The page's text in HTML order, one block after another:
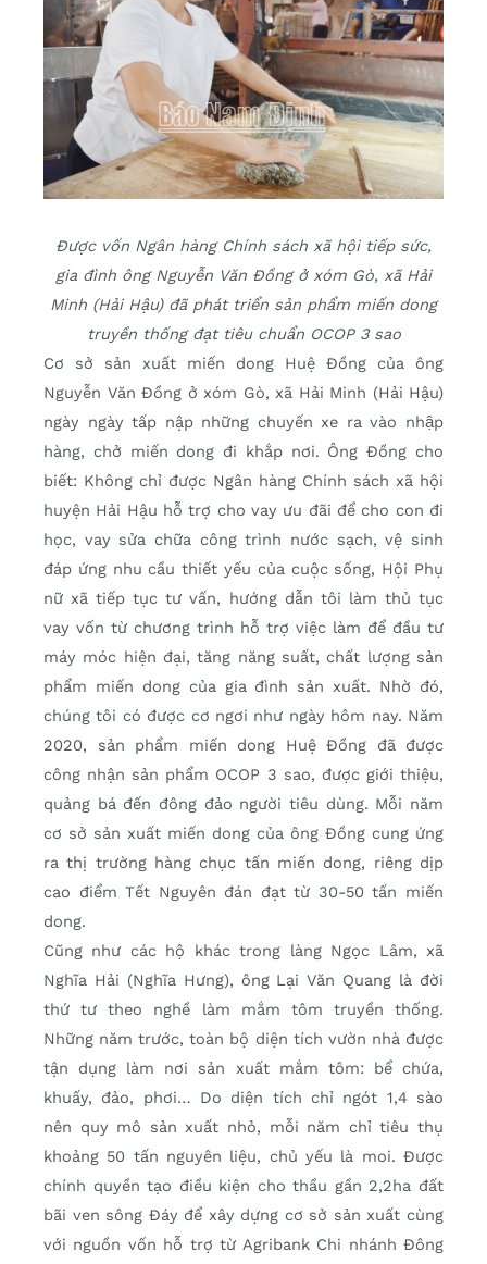
Được vốn Ngân hàng Chính sách xã hội tiếp sức,
gia đình ông Nguyễn Văn Đồng ở xóm Gò, xã Hải
Minh (Hải Hậu) đã phát triển sản phẩm miến dong
truyền thống đạt tiêu chuẩn OCOP 3 sao
Cơ sở sản xuất miến dong Huệ Đồng của ông
Nguyễn Văn Đồng ở xóm Gò, xã Hải Minh (Hải Hậu)
ngày ngày tấp nập những chuyến xe ra vào nhập
hàng, chở miến dong đi khắp nơi. Ông Đồng cho
biết: Không chỉ được Ngân hàng Chính sách xã hội
huyện Hải Hậu hỗ trợ cho vay ưu đãi để cho con đi
học, vay sửa chữa công trình nước sạch, vệ sinh
đáp ứng nhu cầu thiết yếu của cuộc sống, Hội Phụ
nữ xã tiếp tục tư vấn, hướng dẫn tôi làm thủ tục
vay vốn từ chương trình hỗ trợ việc làm để đầu tư
máy móc hiện đại, tăng năng suất, chất lượng sản
phẩm miến dong của gia đình sản xuất. Nhờ đó,
chúng tôi có được cơ ngơi như ngày hôm nay. Năm
2020, sản phẩm miến dong Huệ Đồng đã được
công nhận sản phẩm OCOP 3 sao, được giới thiệu,
quảng bá đến đông đảo người tiêu dùng. Mỗi năm
cơ sở sản xuất miến dong của ông Đồng cung ứng
ra thị trường hàng chục tấn miến dong, riêng dịp
cao điểm Tết Nguyên đán đạt từ 30-50 tấn miến
dong.
Cũng như các hộ khác trong làng Ngọc Lâm, xã
Nghĩa Hải (Nghĩa Hưng), ông Lại Văn Quang là đời
thứ tư theo nghề làm mắm tôm truyền thống.
Những năm trước, toàn bộ diện tích vườn nhà được
tận dụng làm nơi sản xuất mắm tôm: bể chứa,
khuấy, đảo, phơi… Do diện tích chỉ ngót 1,4 sào
nên quy mô sản xuất nhỏ, mỗi năm chỉ tiêu thụ
khoảng 50 tấn nguyên liệu, chủ yếu là moi. Được
chính quyền tạo điều kiện cho thầu gần 2,2ha đất
bãi ven sông Đáy để xây dựng cơ sở sản xuất cùng
với nguồn vốn hỗ trợ từ Agribank Chi nhánh Đông